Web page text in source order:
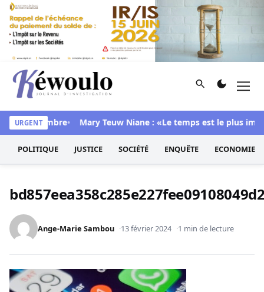
Aller au contenu
Kéwoulo, le premier site d'information et d'investigation
Rechercher
URGENT
sa chambre Mary Teuw Niane : «Le temps est le plus
POLITIQUE JUSTICE SOCIÉTÉ ENQUÊTE ECONOMIE
Ange-Marie Sambou 13 février 2024 1 min de lecture